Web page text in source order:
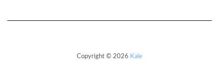
Copyright © 2026 Kale